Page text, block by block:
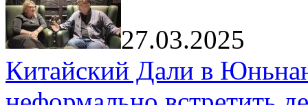
27.03.2025
Китайский Дали в